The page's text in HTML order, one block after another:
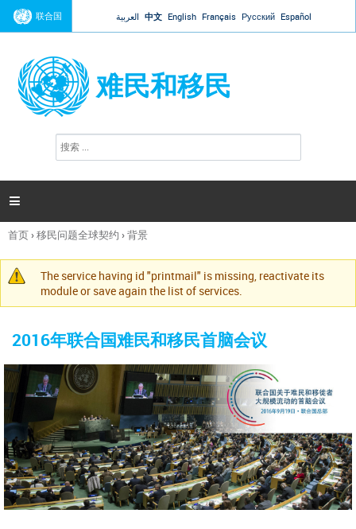
Jump to navigation
联合国 العربية 中文 English Français Русский Español
难民和移民
搜
索

你
在
这
首页›移民问题全球契约 ›背景
警
告
息
The service having id "printmail" is missing, reactivate its
module or save again the list of services.
2016年联合国难民和移民首脑会议